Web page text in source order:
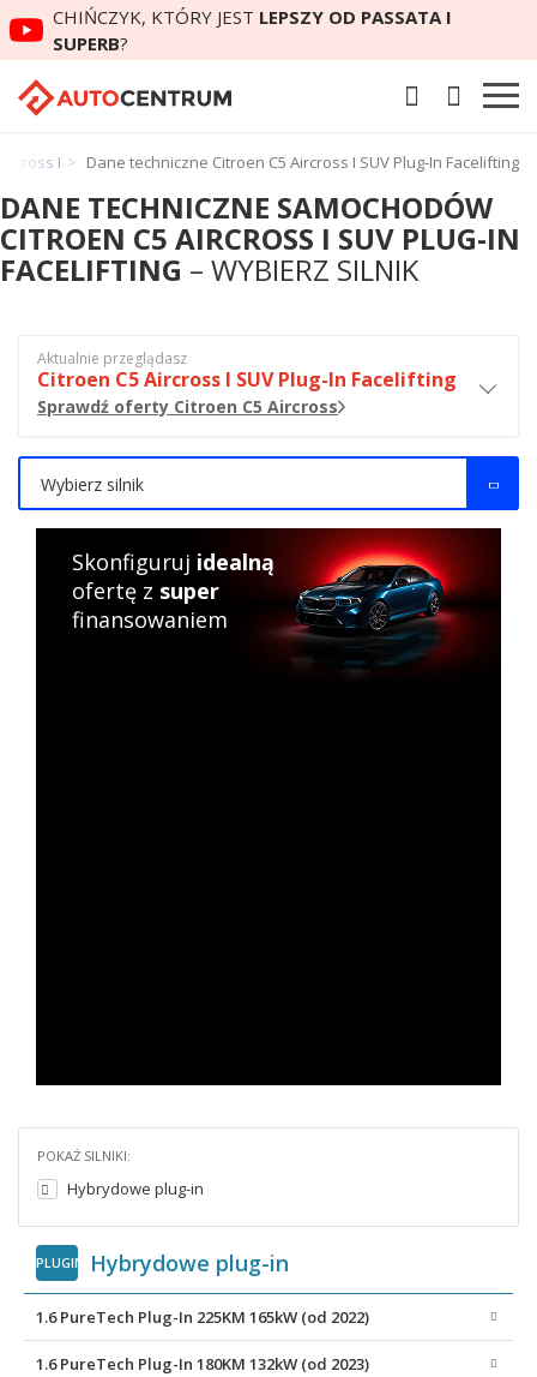
CHIŃCZYK, KTÓRY JEST LEPSZY OD PASSATA I
SUPERB?
I Dane techniczne Citroen C5 Aircross I SUV Plug-In Facelifting
DANE TECHNICZNE SAMOCHODÓW
CITROEN C5 AIRCROSS I SUV PLUG-IN
FACELIFTING – WYBIERZ SILNIK
POKAŻ SILNIKI:
Hybrydowe plug-in
PLUGIN Hybrydowe plug-in
1.6 PureTech Plug-In 225KM 165kW (od 2022)
1.6 PureTech Plug-In 180KM 132kW (od 2023)
Aktualnie przeglądasz
Citroen C5 Aircross I SUV Plug-In Facelifting
Sprawdź oferty Citroen C5 Aircross
Wybierz silnik
Skonfiguruj idealną
ofertę z super
finansowaniem